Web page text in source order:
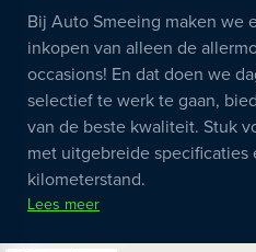
Bij Auto Smeeing maken we
inkopen van alleen de
occasions! En dat doen we
selectief te werk te gaan,
van de beste kwaliteit. Stuk
met uitgebreide specificaties
kilometerstand.
Lees meer